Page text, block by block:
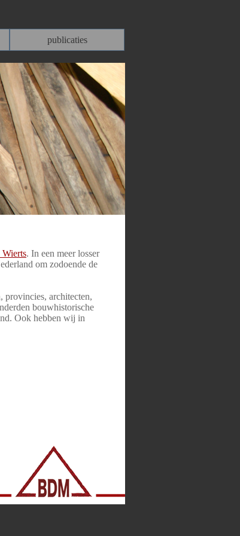
publicaties
. In een meer losser
om zodoende de
provincies, architecten,
bouwhistorische
Ook hebben wij in